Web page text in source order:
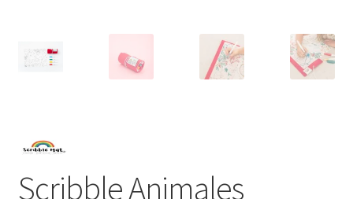
Scribble Animales